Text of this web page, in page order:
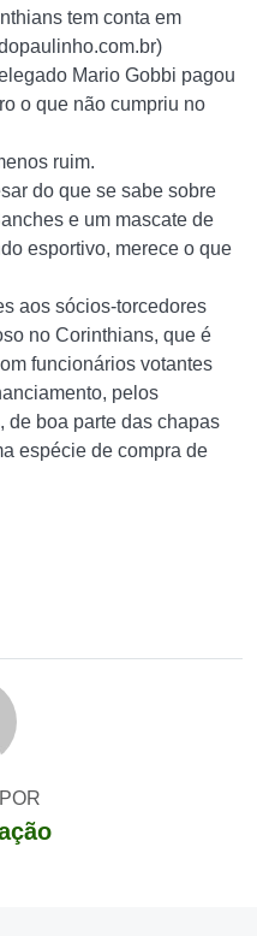
tem conta em
Mario Gobbi pagou
o que não cumpriu no
ruim.
do que se sabe sobre
e um mascate de
esportivo, merece o que
aos sócios-torcedores
no Corinthians, que é
funcionários votantes
pelos
de boa parte das chapas
espécie de compra de